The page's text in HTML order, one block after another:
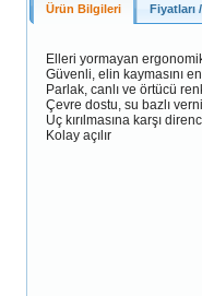
Ürün Bilgileri Fiyatları
Elleri yormayan
Güvenli, elin kaymasını
Parlak, canlı ve örtücü
Çevre dostu, su bazlı
Uç kırılmasına karşı
Kolay açılır